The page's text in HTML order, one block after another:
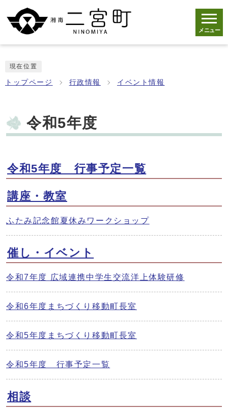
メニュー
現在位置
トップページ 行政情報 イベント情報
令和5年度
令和5年度 行事予定一覧
講座・教室
ふたみ記念館夏休みワークショップ
催し・イベント
令和7年度 広域連携中学生交流洋上体験研修
令和6年度まちづくり移動町長室
令和5年度まちづくり移動町長室
令和5年度 行事予定一覧
相談